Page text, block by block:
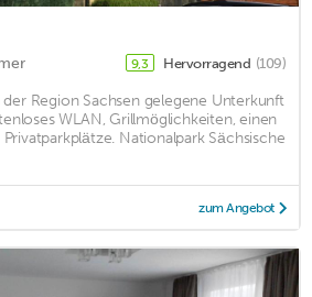
9,3 Hervorragend (109)
der Region Sachsen gelegene Unterkunft
WLAN, Grillmöglichkeiten, einen
Nationalpark Sächsische
zum Angebot